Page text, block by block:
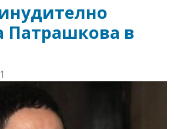
Патрашкова в